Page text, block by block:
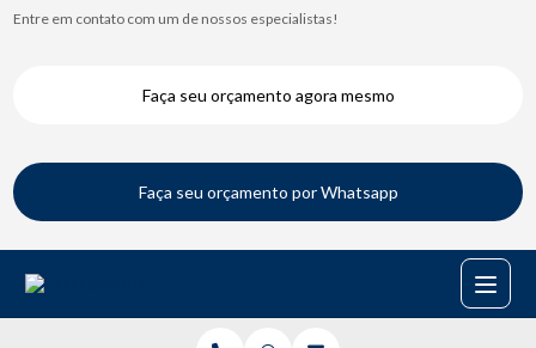
Entre em contato com um de nossos especialistas!
Faça seu orçamento agora mesmo
Faça seu orçamento por Whatsapp